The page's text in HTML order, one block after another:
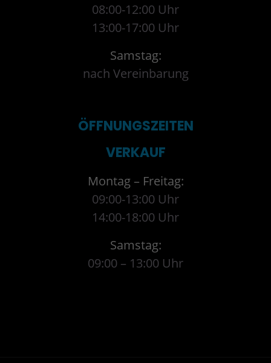
08:00-12:00 Uhr
13:00-17:00 Uhr
Samstag:
nach Vereinbarung
ÖFFNUNGSZEITEN
VERKAUF
Montag – Freitag:
09:00-13:00 Uhr
14:00-18:00 Uhr
Samstag:
09:00 – 13:00 Uhr